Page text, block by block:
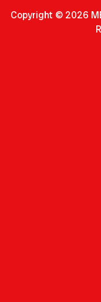
Copyright © 2026